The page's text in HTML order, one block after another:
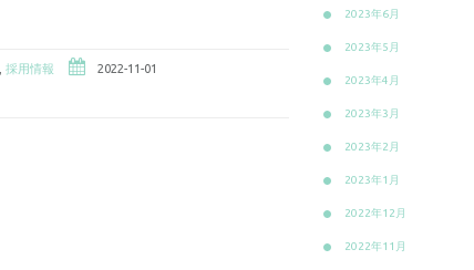
採用情報
2022-11-01
2023年6月
2023年5月
2023年4月
2023年3月
2023年2月
2023年1月
2022年12月
2022年11月